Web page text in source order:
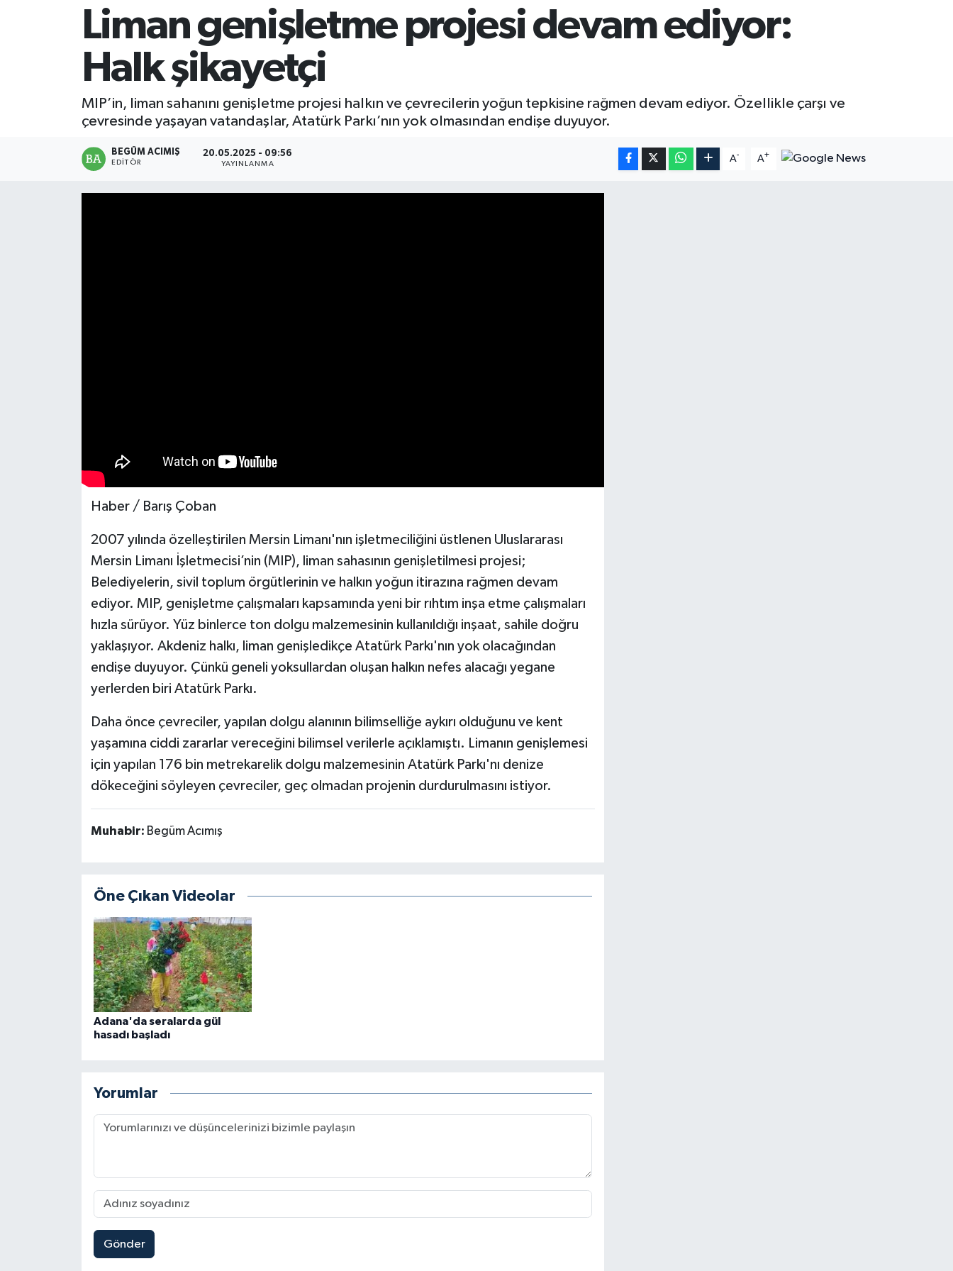
Liman genişletme projesi devam ediyor:
Halk şikayetçi
MIP’in, liman sahanını genişletme projesi halkın ve çevrecilerin yoğun tepkisine rağmen devam ediyor. Özellikle çarşı ve
çevresinde yaşayan vatandaşlar, Atatürk Parkı’nın yok olmasından endişe duyuyor.
BEGÜM ACIMIŞ
EDITÖR
20.05.2025 - 09:56
YAYINLANMA
A- A+
Haber / Barış Çoban
2007 yılında özelleştirilen Mersin Limanı'nın işletmeciliğini üstlenen Uluslararası
Mersin Limanı İşletmecisi’nin (MIP), liman sahasının genişletilmesi projesi;
Belediyelerin, sivil toplum örgütlerinin ve halkın yoğun itirazına rağmen devam
ediyor. MIP, genişletme çalışmaları kapsamında yeni bir rıhtım inşa etme çalışmaları
hızla sürüyor. Yüz binlerce ton dolgu malzemesinin kullanıldığı inşaat, sahile doğru
yaklaşıyor. Akdeniz halkı, liman genişledikçe Atatürk Parkı'nın yok olacağından
endişe duyuyor. Çünkü geneli yoksullardan oluşan halkın nefes alacağı yegane
yerlerden biri Atatürk Parkı.
Daha önce çevreciler, yapılan dolgu alanının bilimselliğe aykırı olduğunu ve kent
yaşamına ciddi zararlar vereceğini bilimsel verilerle açıklamıştı. Limanın genişlemesi
için yapılan 176 bin metrekarelik dolgu malzemesinin Atatürk Parkı'nı denize
dökeceğini söyleyen çevreciler, geç olmadan projenin durdurulmasını istiyor.
Muhabir: Begüm Acımış
Öne Çıkan Videolar
Adana'da seralarda gül
hasadı başladı
Yorumlar
Gönder
Mersin Tarihi